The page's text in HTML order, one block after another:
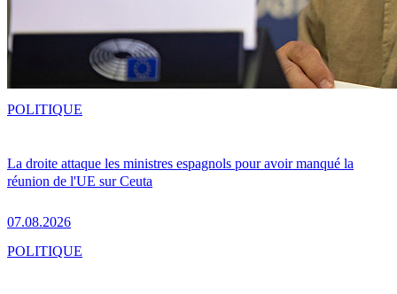
La droite attaque les ministres espagnols pour avoir manqué la
réunion de l'UE sur Ceuta
07.08.2026
POLITIQUE
POLITIQUE